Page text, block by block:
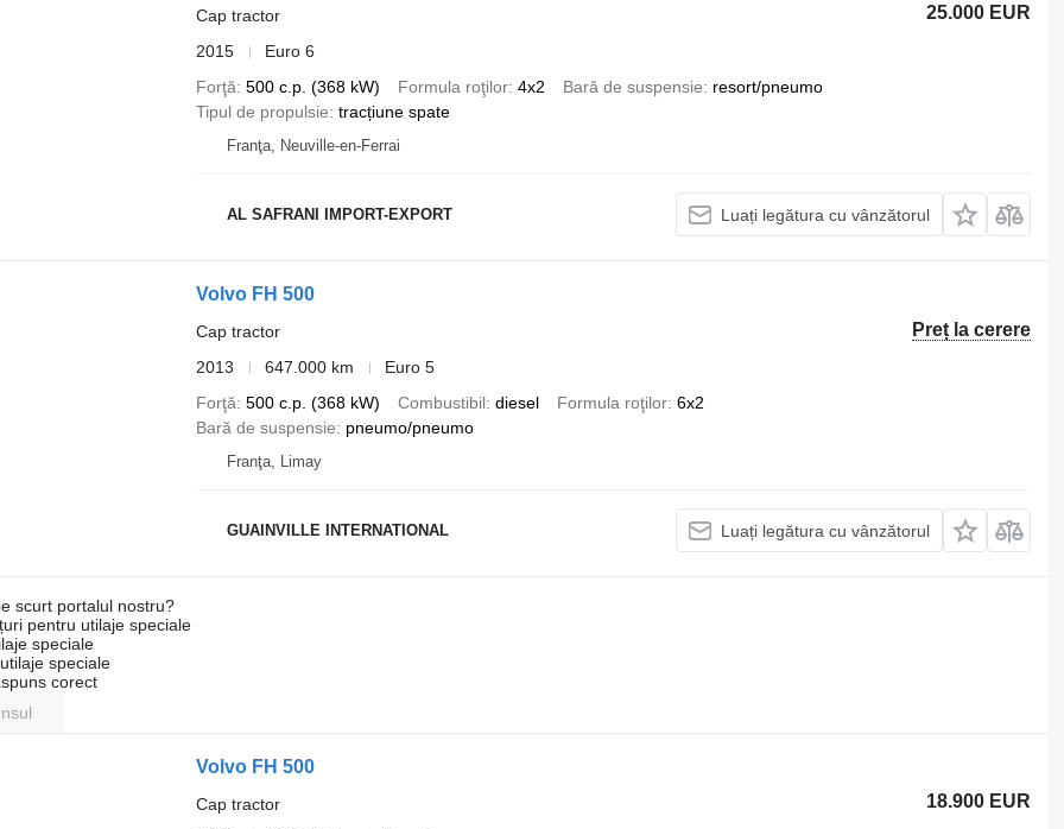
25.000 EUR
Cap tractor
2015
Euro 6
Forţă 500 c.p. (368 kW) Formula roţilor 4x2 Bară de suspensie
resort/pneumo
Tipul de propulsie tracțiune spate
Franţa, Neuville-en-Ferrai
AL SAFRANI IMPORT-EXPORT Luați legătura cu vânzătorul
Volvo FH 500
Preț la cerere
Cap tractor
2013
647.000 km
Euro 5
Forţă 500 c.p. (368 kW) Combustibil diesel Formula roţilor 6x2
Bară de suspensie
pneumo/pneumo
Franţa, Limay
GUAINVILLE INTERNATIONAL Luați legătura cu vânzătorul
scurt portalul nostru?
pentru utilaje speciale
speciale
speciale
corect
Volvo FH 500
18.900 EUR
Cap tractor